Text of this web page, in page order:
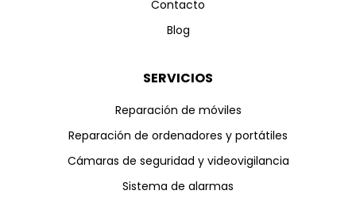
Contacto
Blog
SERVICIOS
Reparación de móviles
Reparación de ordenadores y portátiles
Cámaras de seguridad y videovigilancia
Sistema de alarmas